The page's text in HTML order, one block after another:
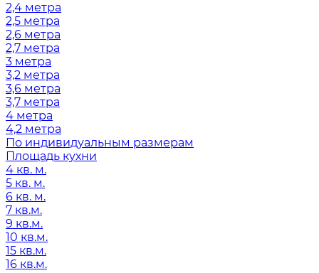
2,4 метра
2,5 метра
2,6 метра
2,7 метра
3 метра
3,2 метра
3,6 метра
3,7 метра
4 метра
4,2 метра
По индивидуальным размерам
Площадь кухни
4 кв. м.
5 кв. м.
6 кв. м.
7 кв.м.
9 кв.м.
10 кв.м.
15 кв.м.
16 кв.м.